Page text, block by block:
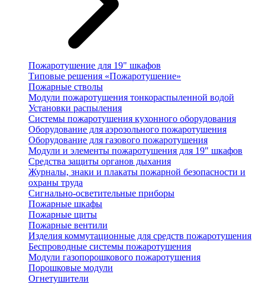
Пожаротушение для 19" шкафов
Типовые решения «Пожаротушение»
Пожарные стволы
Модули пожаротушения тонкораспыленной водой
Установки распыления
Системы пожаротушения кухонного оборудования
Оборудование для аэрозольного пожаротушения
Оборудование для газового пожаротушения
Модули и элементы пожаротушения для 19" шкафов
Средства защиты органов дыхания
Журналы, знаки и плакаты пожарной безопасности и
охраны труда
Сигнально-осветительные приборы
Пожарные шкафы
Пожарные щиты
Пожарные вентили
Изделия коммутационные для средств пожаротушения
Беспроводные системы пожаротушения
Модули газопорошкового пожаротушения
Порошковые модули
Огнетушители